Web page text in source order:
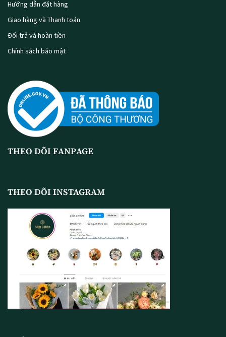
Hướng dẫn đặt hàng
Giao hàng và Thanh toán
Đổi trả và hoàn tiền
Chính sách bảo mật
THEO DÕI FANPAGE
THEO DÕI INSTAGRAM